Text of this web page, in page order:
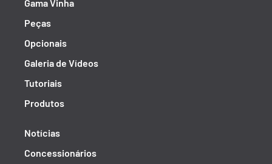
Gama Vinha
Peças
Opcionais
Galeria de Vídeos
Tutoriais
Produtos
Notícias
Concessionários